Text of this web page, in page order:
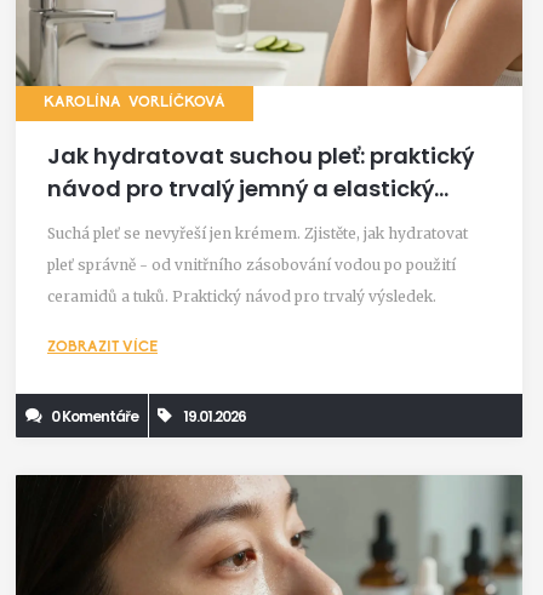
KAROLÍNA VORLÍČKOVÁ
Jak hydratovat suchou pleť: praktický
návod pro trvalý jemný a elastický
vzhled
Suchá pleť se nevyřeší jen krémem. Zjistěte, jak hydratovat
pleť správně - od vnitřního zásobování vodou po použití
ceramidů a tuků. Praktický návod pro trvalý výsledek.
ZOBRAZIT VÍCE
0 Komentáře 19.01.2026